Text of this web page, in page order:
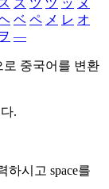
ズ ツ ヅ ッ ヌ
ベ ペ メ レ オ
ヲ ―
로 중국어를 변환
.
하시고 space를